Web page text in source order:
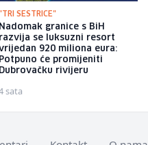
"TRI SESTRICE"
Nadomak granice s BiH
razvija se luksuzni resort
920 miliona eura:
Potpuno će promijeniti
Dubrovačku rivijeru
sata